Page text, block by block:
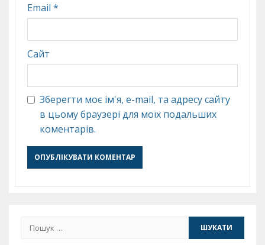
Email *
Сайт
Зберегти моє ім'я, e-mail, та адресу сайту
в цьому браузері для моїх подальших
коментарів.
Пошук: